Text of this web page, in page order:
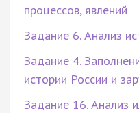
процессов, явлений
Задание 6. Анализ
Задание 4.
истории России и
Задание 16. Анализ